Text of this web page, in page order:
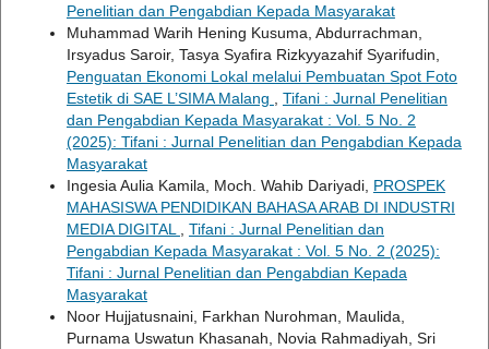
Penelitian dan Pengabdian Kepada Masyarakat
Muhammad Warih Hening Kusuma, Abdurrachman,
Irsyadus Saroir, Tasya Syafira Rizkyyazahif Syarifudin,
Penguatan Ekonomi Lokal melalui Pembuatan Spot Foto
Estetik di SAE L’SIMA Malang
Tifani : Jurnal Penelitian
dan Pengabdian Kepada Masyarakat : Vol. 5 No. 2
(2025): Tifani : Jurnal Penelitian dan Pengabdian Kepada
Masyarakat
Ingesia Aulia Kamila, Moch. Wahib Dariyadi, PROSPEK
MAHASISWA PENDIDIKAN BAHASA ARAB DI INDUSTRI
MEDIA DIGITAL
Tifani : Jurnal Penelitian dan
Pengabdian Kepada Masyarakat : Vol. 5 No. 2 (2025):
Tifani : Jurnal Penelitian dan Pengabdian Kepada
Masyarakat
Noor Hujjatusnaini, Farkhan Nurohman, Maulida,
Purnama Uswatun Khasanah, Novia Rahmadiyah, Sri